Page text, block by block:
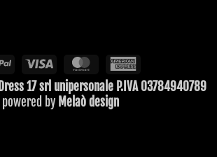
PayPal Visa MasterCard
Express
Dress 17 srl unipersonale P.IVA 03784940789
powered by Melaò design